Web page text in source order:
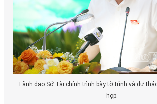
Lãnh đạo Sở Tài chính trình bày tờ trình và dự
họp.